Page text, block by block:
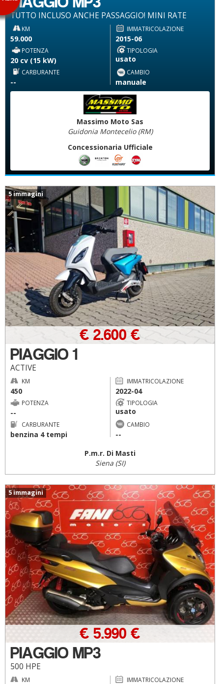
TUTTO INCLUSO ANCHE PASSAGGIO! MINI RATE
KM
59.000
IMMATRICOLAZIONE
2015-06
POTENZA
20 cv (15 kW)
TIPOLOGIA
usato
CARBURANTE
--
CAMBIO
manuale
Massimo Moto Sas
Guidonia Montecelio (RM)
Concessionaria Ufficiale
5 immagini
PIAGGIO 1
ACTIVE
€ 2.600 €
KM
450
IMMATRICOLAZIONE
2022-04
POTENZA
--
TIPOLOGIA
usato
CARBURANTE
benzina 4 tempi
CAMBIO
--
P.m.r. Di Masti
Siena (SI)
5 immagini
PIAGGIO MP3
500 HPE
€ 5.990 €
KM IMMATRICOLAZIONE